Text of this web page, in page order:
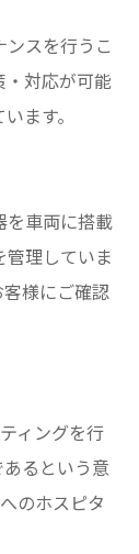
ンスを行うこ
・対応が可能
ます。
を車両に搭載
管理していま
様にご確認
ィングを行
るという意
のホスピタ